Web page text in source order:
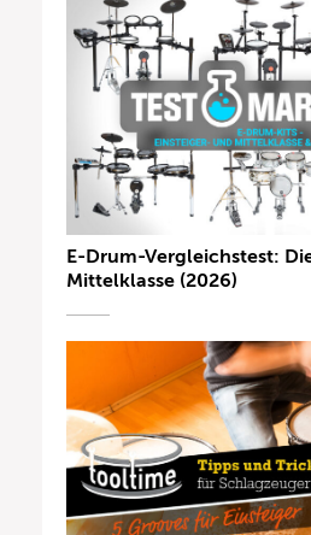
E-Drum-Vergleichstest:
Mittelklasse (2026)